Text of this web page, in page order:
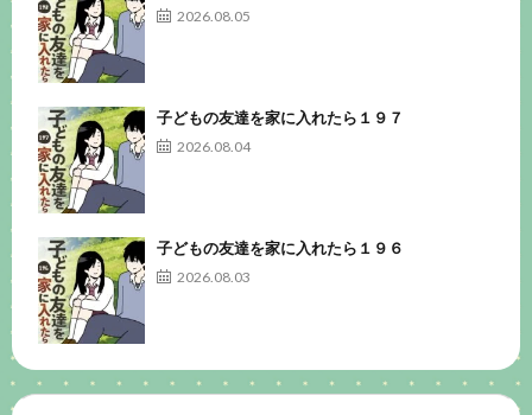
2026.08.05
子どもの友達を家に入れたら１９７
2026.08.04
子どもの友達を家に入れたら１９６
2026.08.03